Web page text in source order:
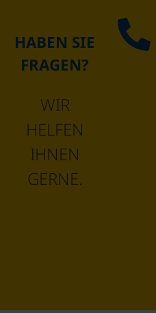
HABEN SIE
FRAGEN?
WIR
HELFEN
IHNEN
GERNE.